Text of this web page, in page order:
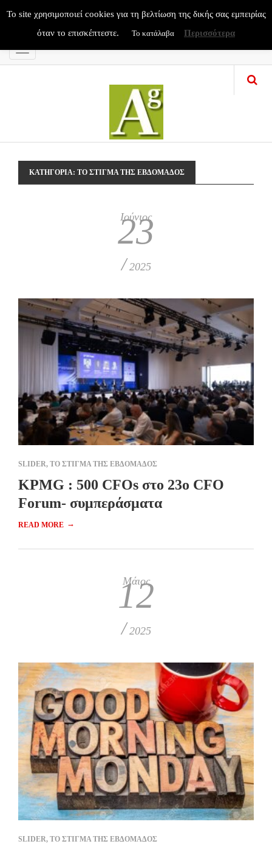
Menu
ΚΑΤΗΓΟΡΊΑ: ΤΟ ΣΤΙΓΜΑ ΤΗΣ ΕΒΔΟΜΑΔΟΣ
Ιούνιος
23
/ 2025
SLIDER, ΤΟ ΣΤΙΓΜΑ ΤΗΣ ΕΒΔΟΜΑΔΟΣ
KPMG : 500 CFOs στο 23ο CFO
Forum- συμπεράσματα
READ MORE →
Μάιος
12
/ 2025
SLIDER, ΤΟ ΣΤΙΓΜΑ ΤΗΣ ΕΒΔΟΜΑΔΟΣ
To site χρησιμοποιεί cookies για τη βελτίωση της δικής σας εμπειρίας
όταν το επισκέπτεστε.
Το κατάλαβα Περισσότερα